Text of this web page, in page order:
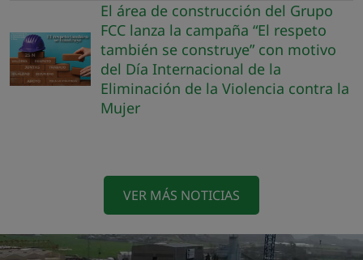
El área de construcción del Grupo
FCC lanza la campaña “El respeto
también se construye” con motivo
del Día Internacional de la
Eliminación de la Violencia contra la
Mujer
VER MÁS NOTICIAS